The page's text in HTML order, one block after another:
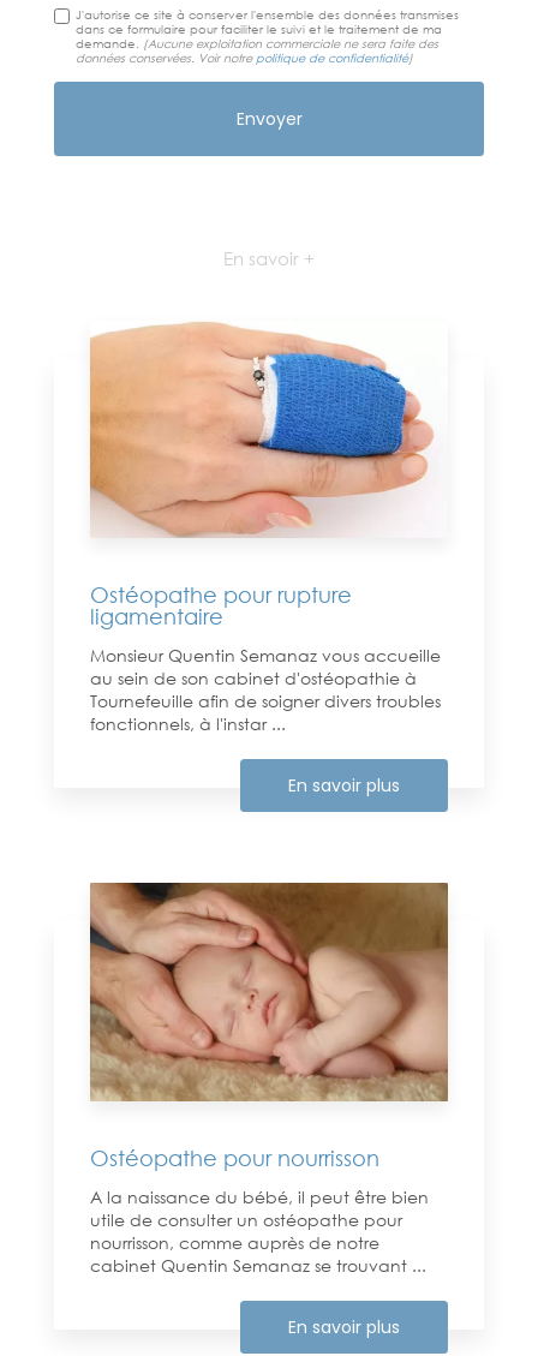
J'autorise ce site à conserver l'ensemble des données transmises
dans ce formulaire pour faciliter le suivi et le traitement de ma
demande. (Aucune exploitation commerciale ne sera faite des
données conservées. Voir notre politique de confidentialité)
En savoir +
Ostéopathe pour rupture
ligamentaire
Monsieur Quentin Semanaz vous accueille
au sein de son cabinet d'ostéopathie à
Tournefeuille afin de soigner divers troubles
fonctionnels, à l'instar ...
En savoir plus
Ostéopathe pour nourrisson
A la naissance du bébé, il peut être bien
utile de consulter un ostéopathe pour
nourrisson, comme auprès de notre
cabinet Quentin Semanaz se trouvant ...
En savoir plus